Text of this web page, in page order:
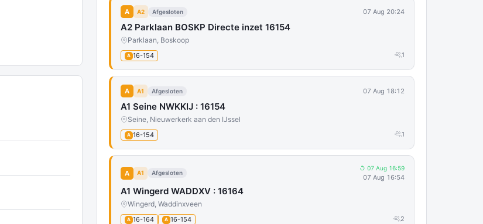
A A2 Afgesloten 07 Aug 20:24
A2 Parklaan BOSKP Directe inzet 16154
Parklaan, Boskoop
A 16-154 1
A A1 Afgesloten 07 Aug 18:12
A1 Seine NWKKIJ : 16154
Seine, Nieuwerkerk aan den IJssel
A 16-154 1
A A1 Afgesloten
↺ 07 Aug 16:59
07 Aug 16:54
A1 Wingerd WADDXV : 16164
Wingerd, Waddinxveen
A 16-164 A 16-154 2